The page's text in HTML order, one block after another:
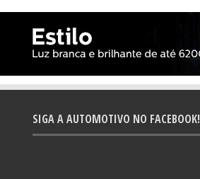
SIGA A AUTOMOTIVO NO FACEBOOK!